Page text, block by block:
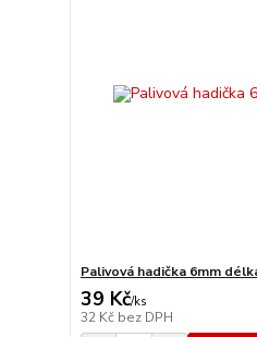
Palivová hadička 6mm
39 Kč/ks
32 Kč bez DPH